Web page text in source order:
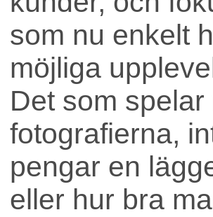
som nu enkelt
möjliga
Det som spelar
fotografierna,
pengar en
eller hur bra